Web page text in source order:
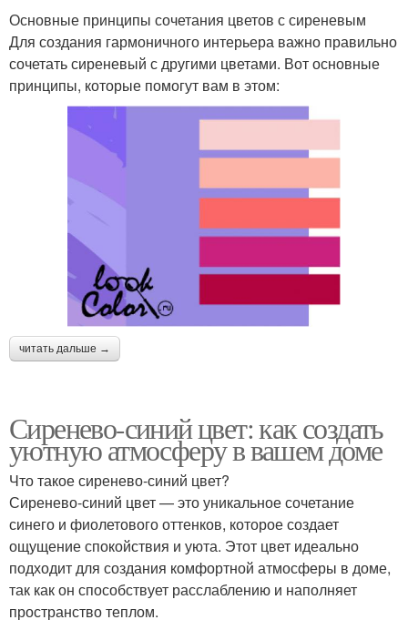
Основные принципы сочетания цветов с сиреневым
Для создания гармоничного интерьера важно правильно
сочетать сиреневый с другими цветами. Вот основные
принципы, которые помогут вам в этом:
читать дальше →
Сиренево-синий цвет: как создать
уютную атмосферу в вашем доме
Что такое сиренево-синий цвет?
Сиренево-синий цвет — это уникальное сочетание
синего и фиолетового оттенков, которое создает
ощущение спокойствия и уюта. Этот цвет идеально
подходит для создания комфортной атмосферы в доме,
так как он способствует расслаблению и наполняет
пространство теплом.